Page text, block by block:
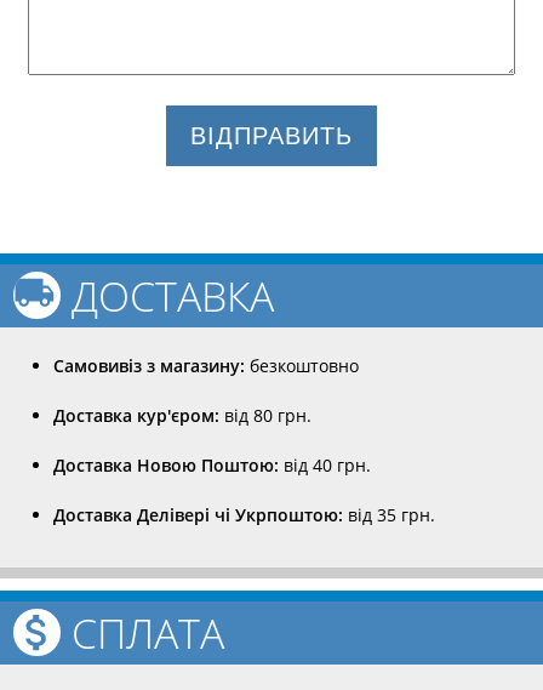
ВІДПРАВИТЬ
ДОСТАВКА
Самовивіз з магазину: безкоштовно
Доставка кур'єром: від 80 грн.
Доставка Новою Поштою: від 40 грн.
Доставка Делівері чі Укрпоштою: від 35 грн.
СПЛАТА